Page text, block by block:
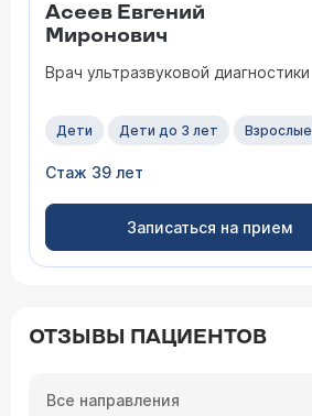
Асеев Евгений
Миронович
Врач ультразвуковой диагностики
Дети Дети до 3 лет Взрослые
Стаж 39 лет
Записаться на прием
ОТЗЫВЫ ПАЦИЕНТОВ
Все направления